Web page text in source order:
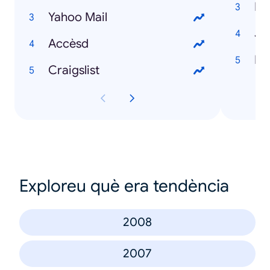
Yahoo Mail
Accèsd
Craigslist
Exploreu què era tendència
2008
2007